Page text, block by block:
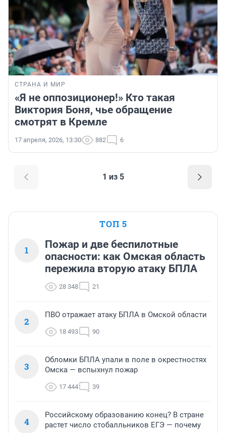
СТРАНА И МИР
«Я не оппозиционер!» Кто такая
Виктория Боня, чье обращение
смотрят в Кремле
17 апреля, 2026, 13:30 882 6
1 из 5
ТОП 5
1
Пожар и две беспилотные
опасности: как Омская область
пережила вторую атаку БПЛА
28 348 21
2
ПВО отражает атаку БПЛА в Омской области
18 493 90
3
Обломки БПЛА упали в поле в окрестностях
Омска — вспыхнул пожар
17 444 39
4
Российскому образованию конец? В стране
растет число стобалльников ЕГЭ — почему